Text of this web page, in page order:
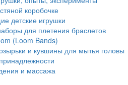
коробочке
детские игрушки
для плетения браслетов
(Loom Bands)
и кувшины для мытья головы
и массажа